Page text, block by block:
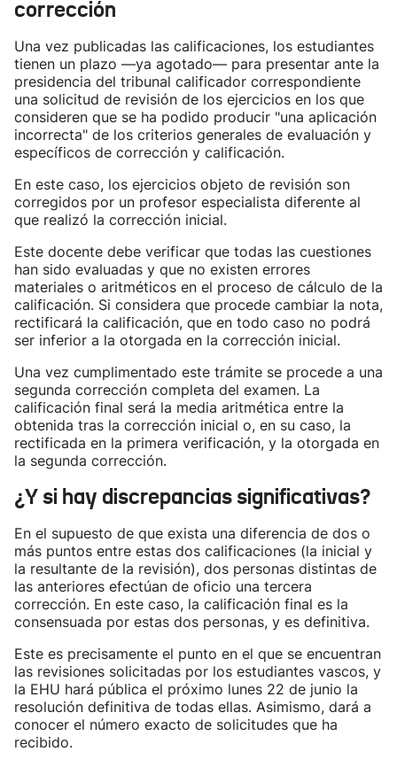
corrección
Una vez publicadas las calificaciones, los estudiantes
tienen un plazo —ya agotado— para presentar ante la
presidencia del tribunal calificador correspondiente
una solicitud de revisión de los ejercicios en los que
consideren que se ha podido producir "una aplicación
incorrecta" de los criterios generales de evaluación y
específicos de corrección y calificación.
En este caso, los ejercicios objeto de revisión son
corregidos por un profesor especialista diferente al
que realizó la corrección inicial.
Este docente debe verificar que todas las cuestiones
han sido evaluadas y que no existen errores
materiales o aritméticos en el proceso de cálculo de la
calificación. Si considera que procede cambiar la nota,
rectificará la calificación, que en todo caso no podrá
ser inferior a la otorgada en la corrección inicial.
Una vez cumplimentado este trámite se procede a una
segunda corrección completa del examen. La
calificación final será la media aritmética entre la
obtenida tras la corrección inicial o, en su caso, la
rectificada en la primera verificación, y la otorgada en
la segunda corrección.
¿Y si hay discrepancias significativas?
En el supuesto de que exista una diferencia de dos o
más puntos entre estas dos calificaciones (la inicial y
la resultante de la revisión), dos personas distintas de
las anteriores efectúan de oficio una tercera
corrección. En este caso, la calificación final es la
consensuada por estas dos personas, y es definitiva.
Este es precisamente el punto en el que se encuentran
las revisiones solicitadas por los estudiantes vascos, y
la EHU hará pública el próximo lunes 22 de junio la
resolución definitiva de todas ellas. Asimismo, dará a
conocer el número exacto de solicitudes que ha
recibido.